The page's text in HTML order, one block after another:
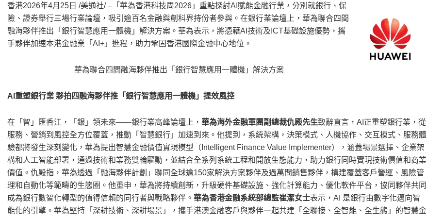
香港2026年4月25日 /美通社/ –「華為香港科技周2026」重點探討AI賦能金融行業，分別就銀行、保
險、證券舉行三場行業論壇，吸引逾百名金融與創科界持份者參與。在銀行業論壇上，華為聯合四間
融海夥伴推出「銀行智慧應用一體機」解決方案。華為表示，將憑藉AI技術及ICT基礎設施優勢，攜
手夥伴加速本港金融業「AI+」進程，助力鞏固香港國際金融中心地位。
華為聯合四間融海夥伴推出「銀行智慧應用一體機」解決方案
AI重塑銀行業 夥拍四融海夥伴推「銀行智慧應用一體機」提效風控
在「智」匯香江，「銀」領未來——銀行業高峰論壇上， 華為海外金融軍團副總裁仇殿先生致辭直言，AI正重塑銀行業，從
服務、營銷到風控全方位覆蓋，推動「智慧銀行」加速到來。他提到，系統架構，決策模式、人機協作、交互模式、服務體
驗都將發生深刻變化，華為提出智慧金融價值實現模型（Intelligent Finance Value Implementer），涵蓋場景選擇、企業架
構和人工智能部署，通過技術和業務雙輪驅動，並結合全系列系統工程和開放生態能力，助力銀行同時實現技術價值和商業
價值。仇殿指，華為透過「融海夥伴計劃」聯同全球逾150家解決方案夥伴及過萬間銷售夥伴，構建覆蓋客戶營運、風險管
理和自動化等範疇的生態圈。他重申，華為將持續創新，升級硬件基礎設施、強化計算能力、優化軟件平台，協同夥伴共同
成為銀行數智化轉型的值得信賴的同行者與戰略夥伴。 華為香港金融系統部總監崔潔女士表示，AI 是銀行由數字化邁向智
能化的引擎。華為堅持「深耕技術、深耕場景」，攜手港澳金融客戶與夥伴一起共建「全聯接、全智能、全生態」的智慧金